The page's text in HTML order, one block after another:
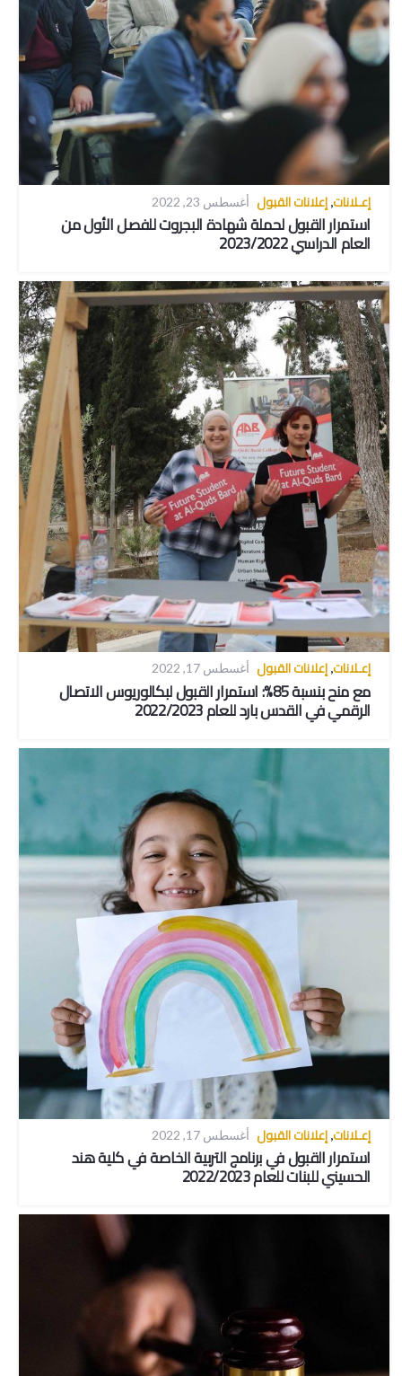
إعـلانات, إعلانات القبول أغسطس 23, 2022
استمرار القبول لحملة شهادة البجروت للفصل الأول من
العام الدراسي 2023/2022
إعـلانات, إعلانات القبول أغسطس 17, 2022
مع منح بنسبة 85%: استمرار القبول لبكالوريوس الاتصال
الرقمي في القدس بارد للعام 2022/2023
إعـلانات, إعلانات القبول أغسطس 17, 2022
استمرار القبول في برنامج التربية الخاصة في كلية هند
الحسيني للبنات للعام 2022/2023